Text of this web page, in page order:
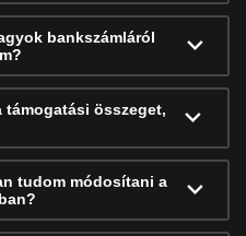
bankszámláról
támogatási összeget,
tudom módosítani a